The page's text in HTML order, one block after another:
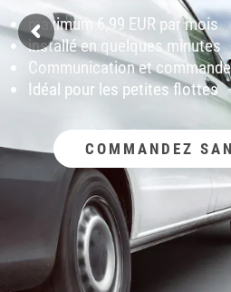
maximum 6,99 EUR par mois
installé en quelques minutes
Communication et
Idéal pour les petites flottes
COMMANDEZ